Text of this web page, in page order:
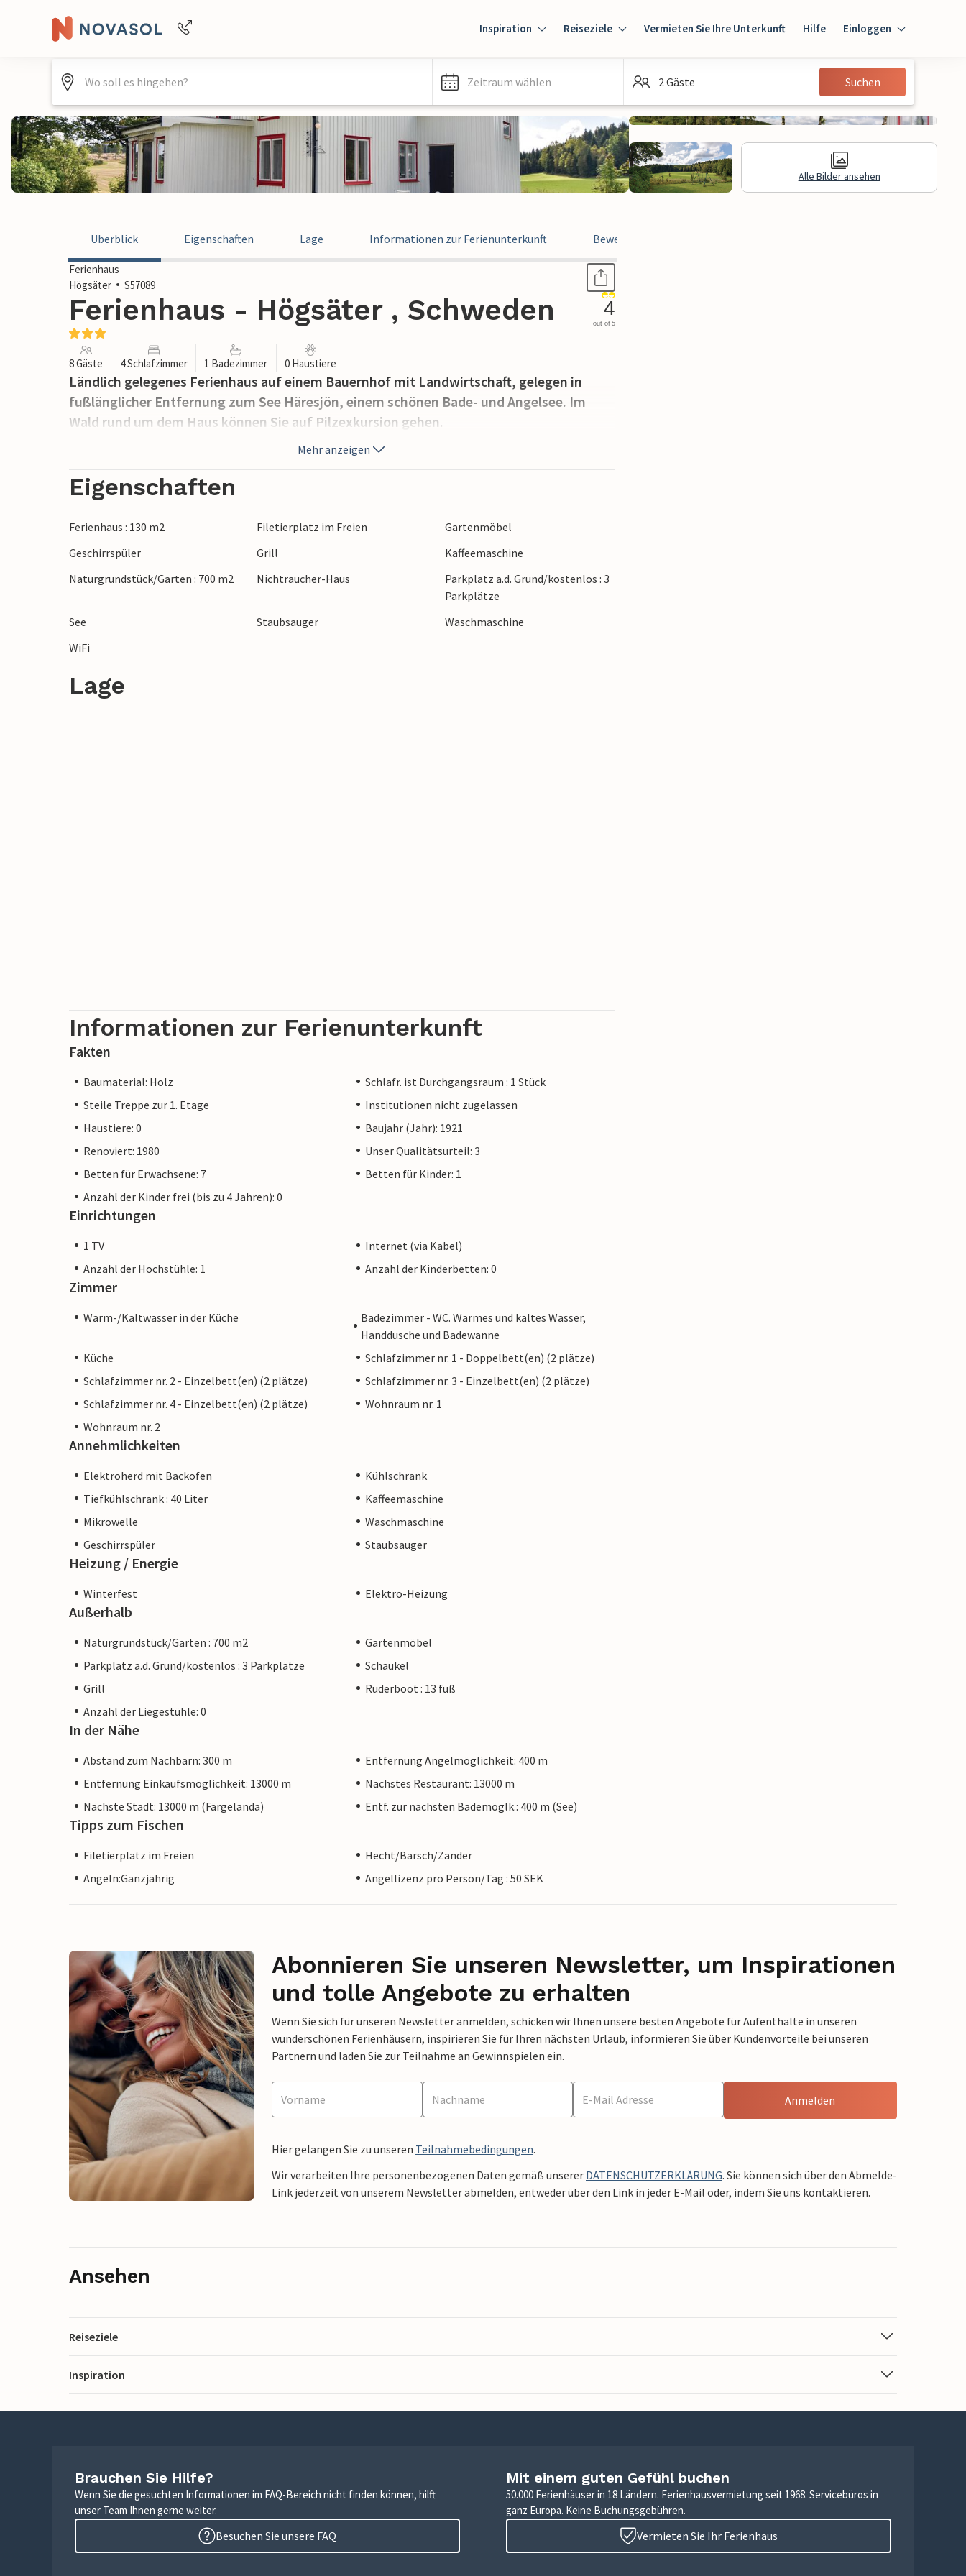
Inspiration Reiseziele Vermieten Sie Ihre Unterkunft Hilfe Einloggen
Einloggen
Gast
Zeitraum wählen 2 Gäste Suchen
Alle Bilder ansehen
Überblick Eigenschaften Lage Informationen zur Ferienunterkunft Bewertungen
Ferienhaus
Högsäter
S57089
Ferienhaus - Högsäter , Schweden 4
out of 5
8 Gäste 4 Schlafzimmer 1 Badezimmer 0 Haustiere
Ländlich gelegenes Ferienhaus auf einem Bauernhof mit Landwirtschaft, gelegen in
fußlänglicher Entfernung zum See Häresjön, einem schönen Bade- und Angelsee. Im
Wald rund um dem Haus können Sie auf Pilzexkursion gehen.
Mehr anzeigen
Eigenschaften
Ferienhaus : 130 m2 Filetierplatz im Freien
Gartenmöbel
Geschirrspüler
Grill
Kaffeemaschine
Naturgrundstück/Garten : 700 m2
Nichtraucher-Haus
Parkplatz a.d. Grund/kostenlos : 3
Parkplätze
See
Staubsauger
Waschmaschine
WiFi
Lage
Informationen zur Ferienunterkunft
Fakten
Baumaterial: Holz
Schlafr. ist Durchgangsraum : 1 Stück
Steile Treppe zur 1. Etage
Institutionen nicht zugelassen
Haustiere: 0
Baujahr (Jahr): 1921
Renoviert: 1980
Unser Qualitätsurteil: 3
Betten für Erwachsene: 7
Betten für Kinder: 1
Anzahl der Kinder frei (bis zu 4 Jahren): 0
Einrichtungen
1 TV
Internet (via Kabel)
Anzahl der Hochstühle: 1
Anzahl der Kinderbetten: 0
Zimmer
Warm-/Kaltwasser in der Küche
Badezimmer - WC. Warmes und kaltes Wasser,
Handdusche und Badewanne
Küche
Schlafzimmer nr. 1 - Doppelbett(en) (2 plätze)
Schlafzimmer nr. 2 - Einzelbett(en) (2 plätze)
Schlafzimmer nr. 3 - Einzelbett(en) (2 plätze)
Schlafzimmer nr. 4 - Einzelbett(en) (2 plätze)
Wohnraum nr. 1
Wohnraum nr. 2
Annehmlichkeiten
Elektroherd mit Backofen
Kühlschrank
Tiefkühlschrank : 40 Liter
Kaffeemaschine
Mikrowelle
Waschmaschine
Geschirrspüler
Staubsauger
Heizung / Energie
Winterfest Elektro-Heizung
Außerhalb
Naturgrundstück/Garten : 700 m2
Gartenmöbel
Parkplatz a.d. Grund/kostenlos : 3 Parkplätze
Schaukel
Grill
Ruderboot : 13 fuß
Anzahl der Liegestühle: 0
In der Nähe
Abstand zum Nachbarn: 300 m
Entfernung Angelmöglichkeit: 400 m
Entfernung Einkaufsmöglichkeit: 13000 m
Nächstes Restaurant: 13000 m
Nächste Stadt: 13000 m (Färgelanda)
Entf. zur nächsten Bademöglk.: 400 m (See)
Tipps zum Fischen
Filetierplatz im Freien
Hecht/Barsch/Zander
Angeln:Ganzjährig
Angellizenz pro Person/Tag : 50 SEK
Abonnieren Sie unseren Newsletter, um Inspirationen
und tolle Angebote zu erhalten
Wenn Sie sich für unseren Newsletter anmelden, schicken wir Ihnen unsere besten Angebote für Aufenthalte in unseren
wunderschönen Ferienhäusern, inspirieren Sie für Ihren nächsten Urlaub, informieren Sie über Kundenvorteile bei unseren
Partnern und laden Sie zur Teilnahme an Gewinnspielen ein.
Anmelden
Hier gelangen Sie zu unseren Teilnahmebedingungen.
Wir verarbeiten Ihre personenbezogenen Daten gemäß unserer DATENSCHUTZERKLÄRUNG. Sie können sich über den Abmelde-
Link jederzeit von unserem Newsletter abmelden, entweder über den Link in jeder E-Mail oder, indem Sie uns kontaktieren.
Ansehen
Reiseziele
Inspiration
Brauchen Sie Hilfe?
Wenn Sie die gesuchten Informationen im FAQ-Bereich nicht finden können, hilft
unser Team Ihnen gerne weiter.
Besuchen Sie unsere FAQ
Mit einem guten Gefühl buchen
50.000 Ferienhäuser in 18 Ländern. Ferienhausvermietung seit 1968. Servicebüros in
ganz Europa. Keine Buchungsgebühren.
Vermieten Sie Ihr Ferienhaus